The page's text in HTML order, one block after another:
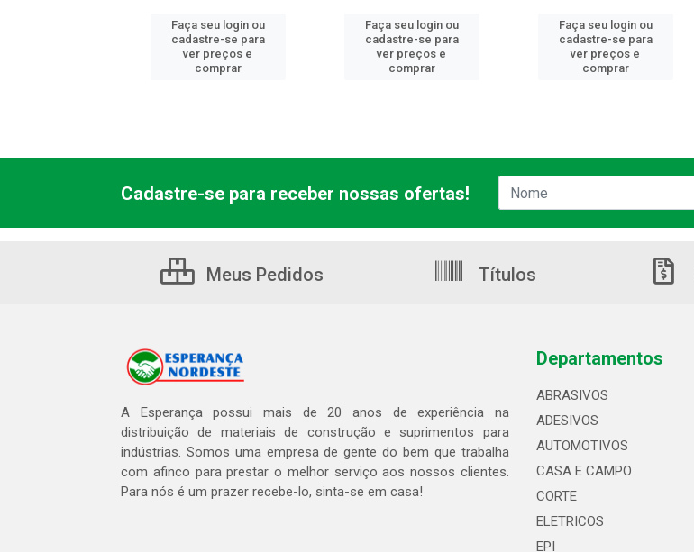
Faça seu login ou
cadastre-se para
ver preços e
comprar
Faça seu login ou
cadastre-se para
ver preços e
comprar
Faça seu login ou
cadastre-se para
ver preços e
comprar
Cadastre-se para receber nossas ofertas!
Meus Pedidos Títulos
A Esperança possui mais de 20 anos de experiência na
distribuição de materiais de construção e suprimentos para
indústrias. Somos uma empresa de gente do bem que trabalha
com afinco para prestar o melhor serviço aos nossos clientes.
Para nós é um prazer recebe-lo, sinta-se em casa!
Departamentos
ABRASIVOS
ADESIVOS
AUTOMOTIVOS
CASA E CAMPO
CORTE
ELETRICOS
EPI